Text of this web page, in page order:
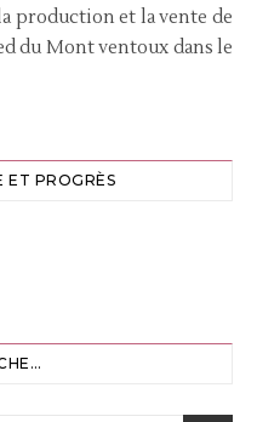
production et la vente de
du Mont ventoux dans le
ET PROGRÈS